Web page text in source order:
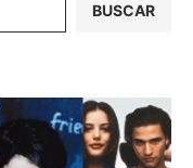
BUSCAR